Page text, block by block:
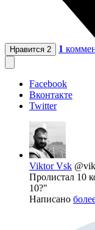
Нравится 2 1
Facebook
Вконтакте
Twitter
Viktor Vsk
Пролистал 10
10?"
Написано